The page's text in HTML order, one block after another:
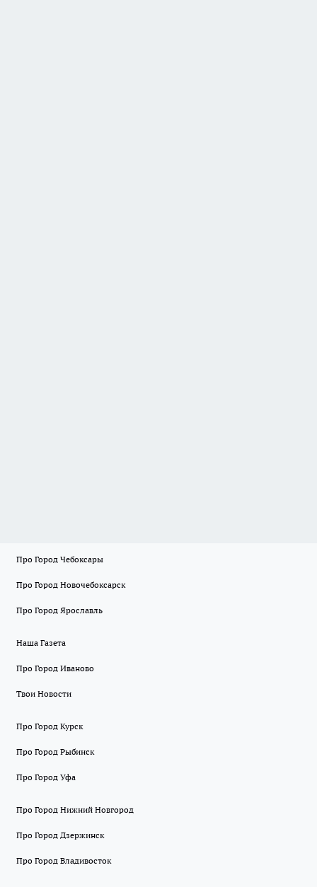
Про Город Чебоксары
Про Город Новочебоксарск
Про Город Ярославль
Наша Газета
Про Город Иваново
Твои Новости
Про Город Курск
Про Город Рыбинск
Про Город Уфа
Про Город Нижний Новгород
Про Город Дзержинск
Про Город Владивосток